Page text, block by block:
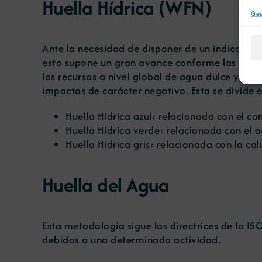
Huella Hídrica (WFN)
Ante la necesidad de disponer de un
esto supone un gran avance conforme las
los recursos a nivel global de agua dulce y
impactos de carácter negativo. Esta se divide
Huella Hídrica azul: relacionada con el
Huella Hídrica verde: relacionada con el
Huella Hídrica gris: relacionada con la
Huella del Agua
Esta metodología sigue las directrices de la
debidos a una determinada actividad.